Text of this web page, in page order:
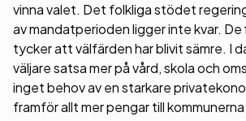
vinna valet. Det folkliga stödet
av mandatperioden ligger inte kvar. De
tycker att välfärden har blivit sämre. I
väljare satsa mer på vård, skola och
inget behov av en starkare
framför allt mer pengar till